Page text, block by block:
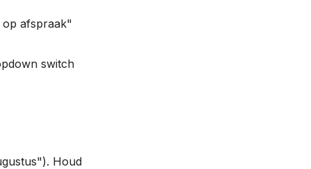
op afspraak"
switch
Houd